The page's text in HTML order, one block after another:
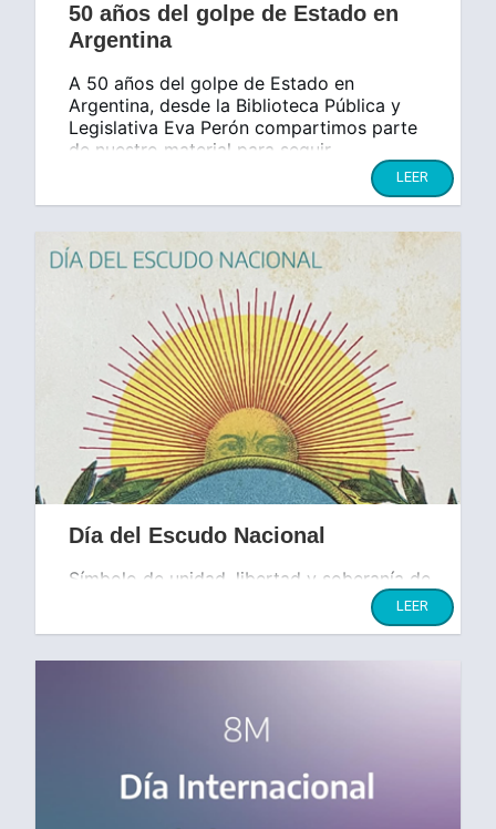
50 años del golpe de Estado en
Argentina
A 50 años del golpe de Estado en
Argentina, desde la Biblioteca Pública y
Legislativa Eva Perón compartimos parte
de nuestro material para seguir
LEER
Día del Escudo Nacional
Símbolo de unidad, libertad y soberanía de
LEER